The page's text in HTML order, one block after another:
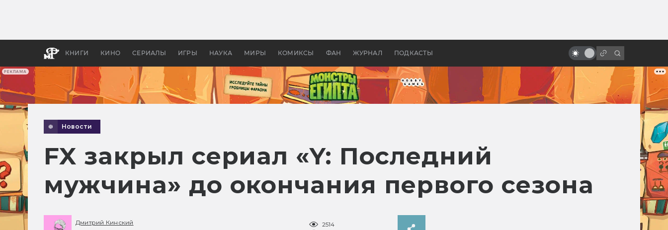
РЕКЛАМА
КНИГИ КИНО СЕРИАЛЫ ИГРЫ НАУКА МИРЫ КОМИКСЫ ФАН ЖУРНАЛ ПОДКАСТЫ
апокалипсис, в России —
бы «Властелина колец»
Христом и «Антихристом»
Новости
FX закрыл сериал «Y: Последний
мужчина» до окончания первого сезона
Дмитрий Кинский
2514